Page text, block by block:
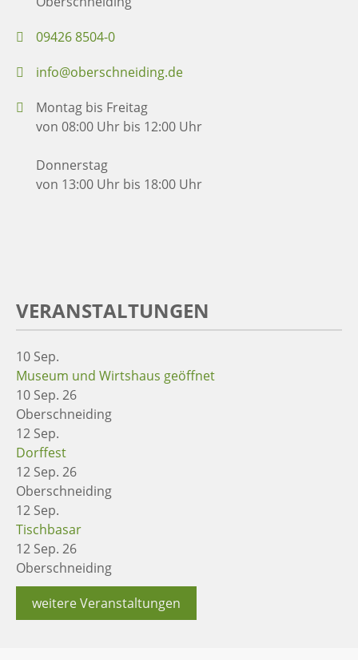
09426 8504-0
info@oberschneiding.de
Montag bis Freitag
von 08:00 Uhr bis 12:00 Uhr
Donnerstag
von 13:00 Uhr bis 18:00 Uhr
VERANSTALTUNGEN
10 Sep.
Museum und Wirtshaus geöffnet
10 Sep. 26
Oberschneiding
12 Sep.
Dorffest
12 Sep. 26
Oberschneiding
12 Sep.
Tischbasar
12 Sep. 26
Oberschneiding
weitere Veranstaltungen